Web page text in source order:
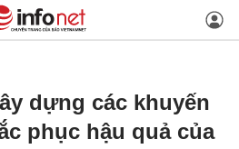
dựng các khuyến
phục hậu quả của